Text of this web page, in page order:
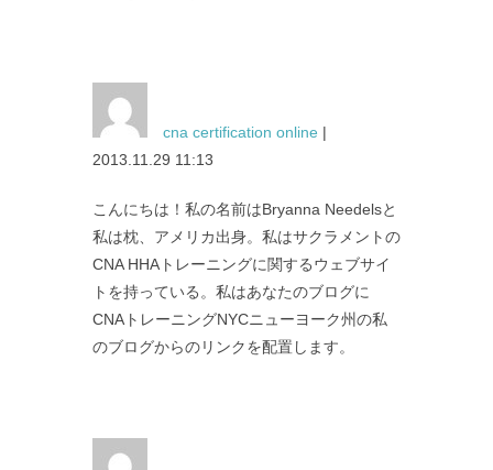
cna certification online |
2013.11.29 11:13
こんにちは！私の名前はBryanna Needelsと
私は枕、アメリカ出身。私はサクラメントの
CNA HHAトレーニングに関するウェブサイ
トを持っている。私はあなたのブログに
CNAトレーニングNYCニューヨーク州の私
のブログからのリンクを配置します。